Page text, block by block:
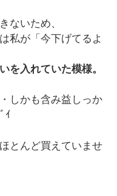
ないため、
私が「今下げてるよ
を入れていた模様。
しかも含み益しっか
ｲ
とんど買えていませ